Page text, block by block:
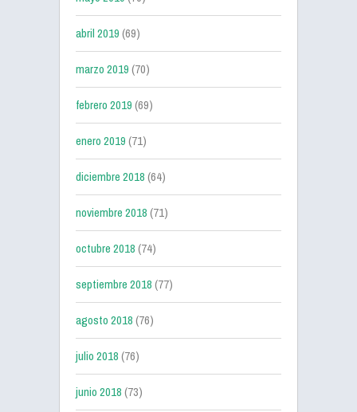
abril 2019(69)
marzo 2019(70)
febrero 2019(69)
enero 2019(71)
diciembre 2018(64)
noviembre 2018(71)
octubre 2018(74)
septiembre 2018(77)
agosto 2018(76)
julio 2018(76)
junio 2018(73)